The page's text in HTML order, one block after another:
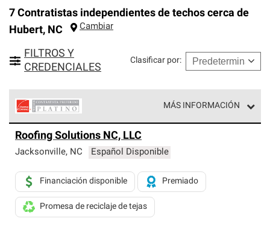
7 Contratistas independientes de techos cerca de
Hubert, NC Cambiar
FILTROS Y
CREDENCIALES
Clasificar por:
MÁS INFORMACIÓN
Corning constituyen el nivel superior de nuestra red
exclusiva y cumplen con estándares estrictos de
Solo ellos pueden ofrecer nuestra mejor garantía de
sistemas de techos.
Roofing Solutions NC, LLC
Jacksonville, NC Español Disponible
Financiación disponible Premiado
Promesa de reciclaje de tejas